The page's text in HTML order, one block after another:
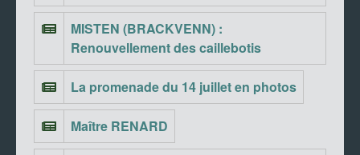
MISTEN (BRACKVENN) :
Renouvellement des caillebotis
La promenade du 14 juillet en photos
Maître RENARD